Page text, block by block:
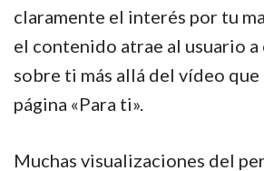
claramente el interés por tu
el contenido atrae al usuario a
sobre ti más allá del vídeo que
página «Para ti».
Muchas visualizaciones del